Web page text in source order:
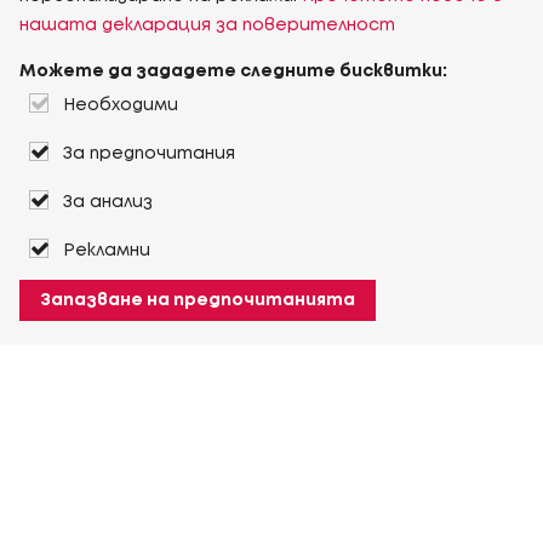
нашата декларация за поверителност
Можете да зададете следните бисквитки:
Необходими
За предпочитания
За анализ
Рекламни
Запазване на предпочитанията